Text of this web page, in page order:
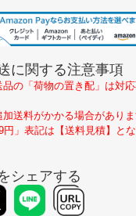
に関する注意事項
の「荷物の置き配」は対
送料がかかる場合があり
」表記は【送料見積】とな
シェアする